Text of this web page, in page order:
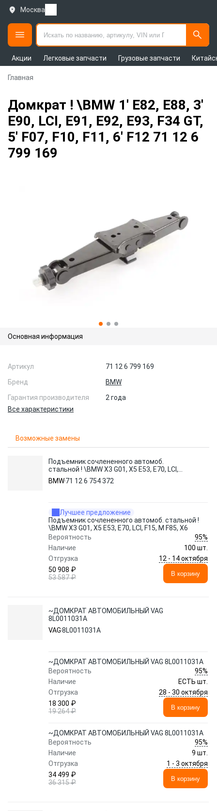
Москва
Акции Легковые запчасти Грузовые запчасти
Главная
Домкрат ! \BMW 1' E82, E88, 3'
E90, LCI, E91, E92, E93, F34 GT,
5' F07, F10, F11, 6' F12 71 12 6
799 169
Основная информация
Артикул
71 12 6 799 169
Бренд
BMW
Гарантия производителя
2 года
Все характеристики
Возможные замены
Подъемник сочлененного автомоб.
стальной ! \BMW X3 G01, X5 E53, E70, LCI,
F15, M F85, X6
BMW71 12 6 754 372
Лучшее предложение
Подъемник сочлененного автомоб. стальной !
\BMW X3 G01, X5 E53, E70, LCI, F15, M F85, X6
Вероятность
95%
Наличие
100 шт.
Отгрузка
12 - 14 октября
50 908 ₽
53 587 ₽
В корзину
~ДОМКРАТ АВТОМОБИЛЬНЫЙ VAG
8L0011031A
VAG8L0011031A
~ДОМКРАТ АВТОМОБИЛЬНЫЙ VAG 8L0011031A
Вероятность
95%
Наличие
ЕСТЬ шт.
Отгрузка
28 - 30 октября
18 300 ₽
19 264 ₽
В корзину
~ДОМКРАТ АВТОМОБИЛЬНЫЙ VAG 8L0011031A
Вероятность
95%
Наличие
9 шт.
Отгрузка
1 - 3 октября
34 499 ₽
36 315 ₽
В корзину